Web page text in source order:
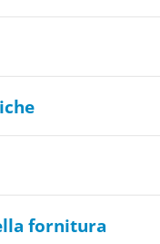
fornitura